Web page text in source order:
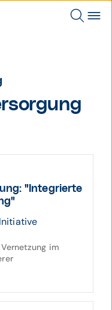
"Integrierte
Vernetzung im